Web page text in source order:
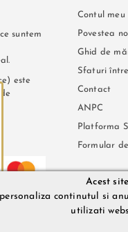
suntem
este
Contul meu
Povestea
Ghid de
Sfaturi
Contact
ANPC
Platforma
Formular
Acest
continutul si
utilizati